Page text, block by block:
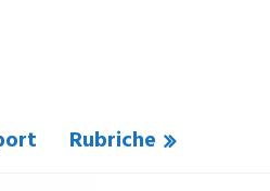
Rubriche